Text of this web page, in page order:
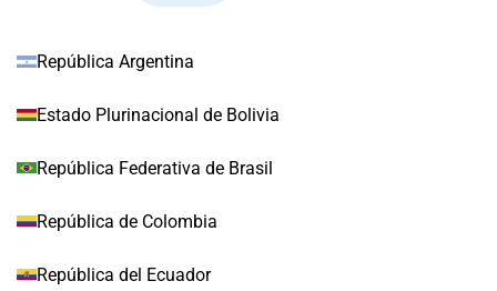
República Argentina
Estado Plurinacional de Bolivia
República Federativa de Brasil
República de Colombia
República del Ecuador